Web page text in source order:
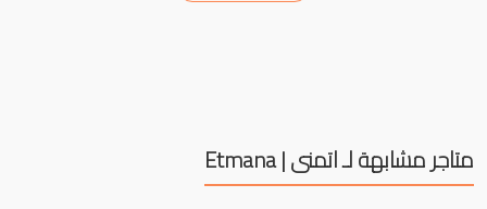
متاجر مشابهة لـ اتمنى | Etmana